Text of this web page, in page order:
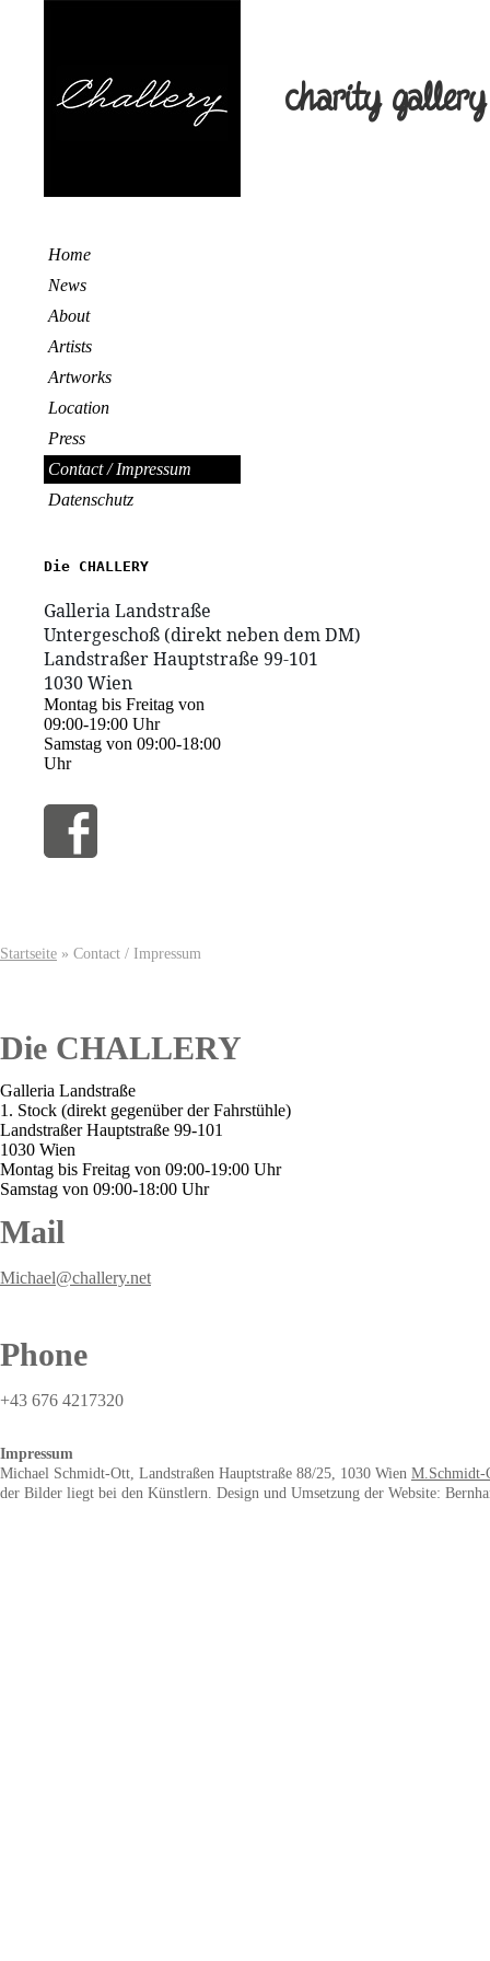
Home
News
About
Artists
Artworks
Location
Press
Contact / Impressum
Datenschutz
1030 Wien
Montag bis Freitag von
09:00-19:00 Uhr
Samstag von 09:00-18:00
Uhr
charity gallery
Startseite » Contact / Impressum
Die CHALLERY
Galleria Landstraße
1. Stock (direkt gegenüber der Fahrstühle)
Landstraßer Hauptstraße 99-101
1030 Wien
Montag bis Freitag von 09:00-19:00 Uhr
Samstag von 09:00-18:00 Uhr
Mail
Michael@challery.net
Phone
+43 676 4217320
Impressum
Michael Schmidt-Ott, Landstraßen Hauptstraße 88/25, 1030 Wien M.Schmidt-
der Bilder liegt bei den Künstlern. Design und Umsetzung der Website: